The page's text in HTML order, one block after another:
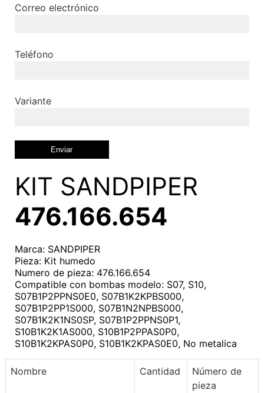
Correo electrónico
Teléfono
Variante
KIT SANDPIPER
476.166.654
Marca: SANDPIPER
Pieza: Kit humedo
Numero de pieza: 476.166.654
Compatible con bombas modelo: S07, S10,
S07B1P2PPNS0E0, S07B1K2KPBS000,
S07B1P2PP1S000, S07B1N2NPBS000,
S07B1K2K1NS0SP, S07B1P2PPNS0P1,
S10B1K2K1AS000, S10B1P2PPAS0P0,
S10B1K2KPAS0P0, S10B1K2KPAS0E0, No metalica
Nombre Cantidad
Número de
pieza